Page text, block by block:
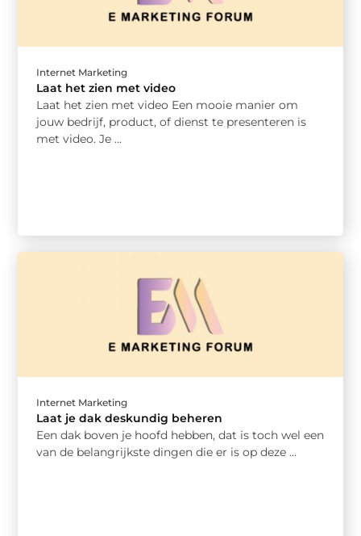
Internet Marketing
Laat het zien met video
Laat het zien met video Een mooie manier om
jouw bedrijf, product, of dienst te presenteren is
met video. Je ...
Internet Marketing
Laat je dak deskundig beheren
Een dak boven je hoofd hebben, dat is toch wel een
van de belangrijkste dingen die er is op deze ...